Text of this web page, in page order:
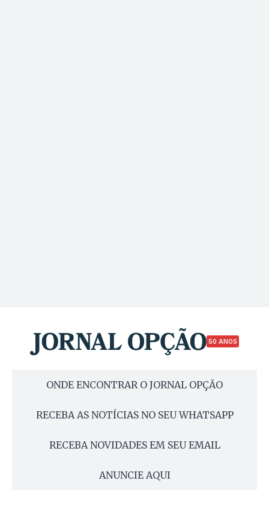
50 ANOS
ONDE ENCONTRAR O JORNAL OPÇÃO
RECEBA AS NOTÍCIAS NO SEU WHATSAPP
RECEBA NOVIDADES EM SEU EMAIL
ANUNCIE AQUI